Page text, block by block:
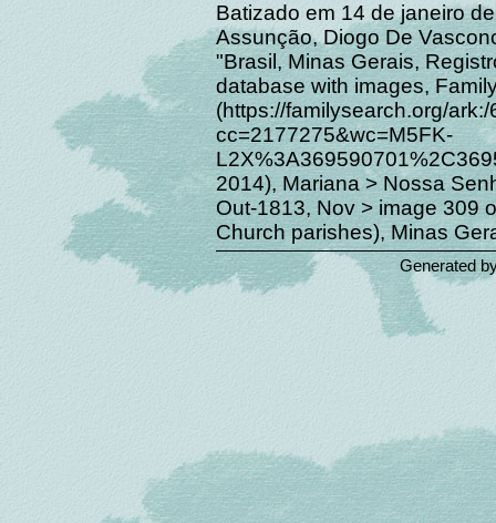
Batizado em 14 de janeiro
Assunção, Diogo De
"Brasil, Minas Gerais,
database with images,
(https://familysearch.org/
cc=2177275&wc=M5FK-
2014), Mariana > Nossa
Out-1813, Nov > image 309
Church parishes), Minas
Generated